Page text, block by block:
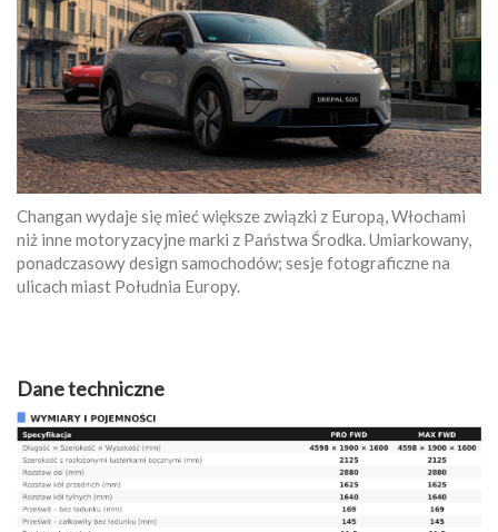
Changan wydaje się mieć większe związki z Europą, Włochami
niż inne motoryzacyjne marki z Państwa Środka. Umiarkowany,
ponadczasowy design samochodów; sesje fotograficzne na
ulicach miast Południa Europy.
Dane techniczne